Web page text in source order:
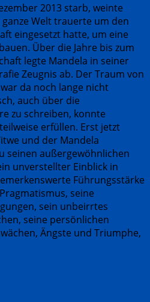
2013 starb, weinte
Welt trauerte um den
eingesetzt hatte, um eine
Über die Jahre bis zum
legte Mandela in seiner
Zeugnis ab. Der Traum von
da noch lange nicht
auch über die
zu schreiben, konnte
erfüllen. Erst jetzt
und der Mandela
seinen außergewöhnlichen
unverstellter Einblick in
Führungsstärke
seine
sein unbeirrtes
seine persönlichen
Ängste und Triumphe,